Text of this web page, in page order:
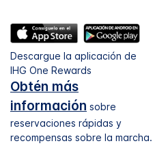
Descargue la aplicación de
IHG One Rewards
Obtén más
información sobre
reservaciones rápidas y
recompensas sobre la marcha.